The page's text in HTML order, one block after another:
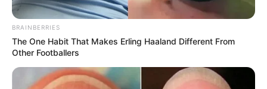
BRAINBERRIES
The One Habit That Makes Erling Haaland Different From
Other Footballers